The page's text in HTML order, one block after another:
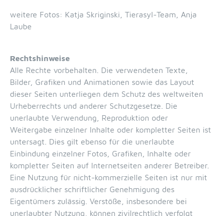
weitere Fotos: Katja Skriginski, Tierasyl-Team, Anja
Laube
Rechtshinweise
Alle Rechte vorbehalten. Die verwendeten Texte,
Bilder, Grafiken und Animationen sowie das Layout
dieser Seiten unterliegen dem Schutz des weltweiten
Urheberrechts und anderer Schutzgesetze. Die
unerlaubte Verwendung, Reproduktion oder
Weitergabe einzelner Inhalte oder kompletter Seiten ist
untersagt. Dies gilt ebenso für die unerlaubte
Einbindung einzelner Fotos, Grafiken, Inhalte oder
kompletter Seiten auf Internetseiten anderer Betreiber.
Eine Nutzung für nicht-kommerzielle Seiten ist nur mit
ausdrücklicher schriftlicher Genehmigung des
Eigentümers zulässig. Verstöße, insbesondere bei
unerlaubter Nutzung, können zivilrechtlich verfolgt